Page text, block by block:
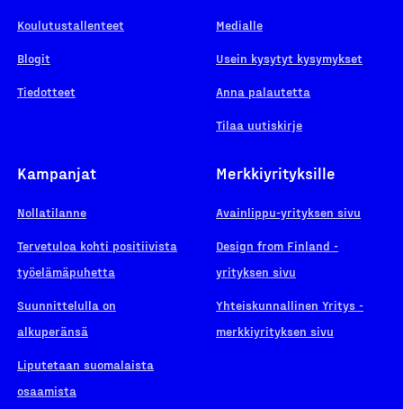
Koulutustallenteet
Blogit
Tiedotteet
Medialle
Usein kysytyt kysymykset
Anna palautetta
Tilaa uutiskirje
Kampanjat
Nollatilanne
Tervetuloa kohti positiivista
työelämäpuhetta
Suunnittelulla on
alkuperänsä
Liputetaan suomalaista
osaamista
Merkkiyrityksille
Avainlippu-yrityksen sivu
Design from Finland -
yrityksen sivu
Yhteiskunnallinen Yritys -
merkkiyrityksen sivu